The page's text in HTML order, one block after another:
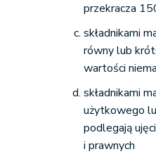
przekracza
składnikami
równy lub
wartości
składnikami
użytkowego
podlegają
i prawnych